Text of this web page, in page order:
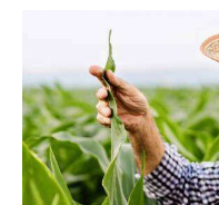
+375 (29)737 14 55
+375 (17)378 47 05